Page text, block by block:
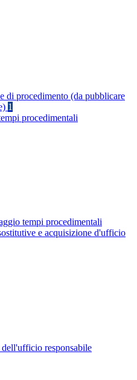
di procedimento (da pubblicare
1
procedimentali
tempi procedimentali
e acquisizione d'ufficio
responsabile